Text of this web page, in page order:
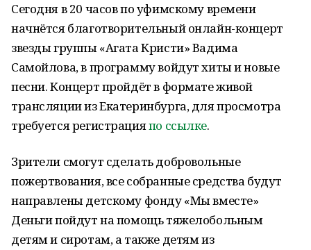
Сегодня в 20 часов по уфимскому времени
начнётся благотворительный онлайн-концерт
звезды группы «Агата Кристи» Вадима
Самойлова, в программу войдут хиты и новые
песни. Концерт пройдёт в формате живой
трансляции из Екатеринбурга, для просмотра
требуется регистрацияпо ссылке.
Зрители смогут сделать добровольные
пожертвования, все собранные средства будут
направлены детскому фонду «Мы вместе»
Деньги пойдут на помощь тяжелобольным
детям и сиротам, а также детям из